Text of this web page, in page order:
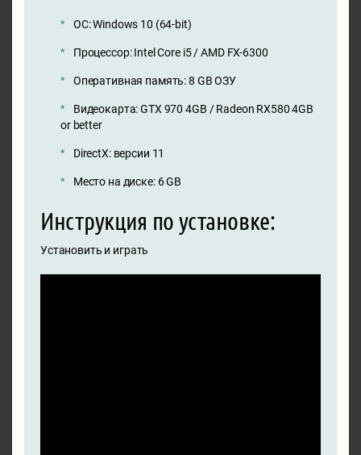
ОС: Windows 10 (64-bit)
Процессор: Intel Core i5 / AMD FX-6300
Оперативная память: 8 GB ОЗУ
Видеокарта: GTX 970 4GB / Radeon RX580 4GB
or better
DirectX: версии 11
Место на диске: 6 GB
Инструкция по установке:
Установить и играть